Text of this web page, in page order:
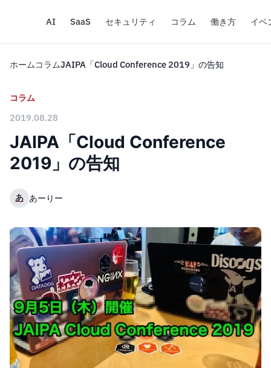
AI SaaS セキュリティ コラム 働き方 イベ
ホームコラムJAIPA「Cloud Conference 2019」の告知
コラム
2019.08.28
JAIPA「Cloud Conference
2019」の告知
あ あーりー